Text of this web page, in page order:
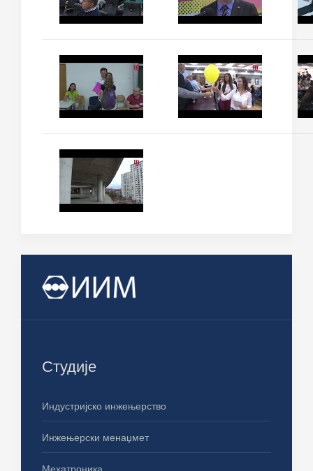
Студије
Индустријско инжењерство
Инжењерски менаџмет
Мехатроника